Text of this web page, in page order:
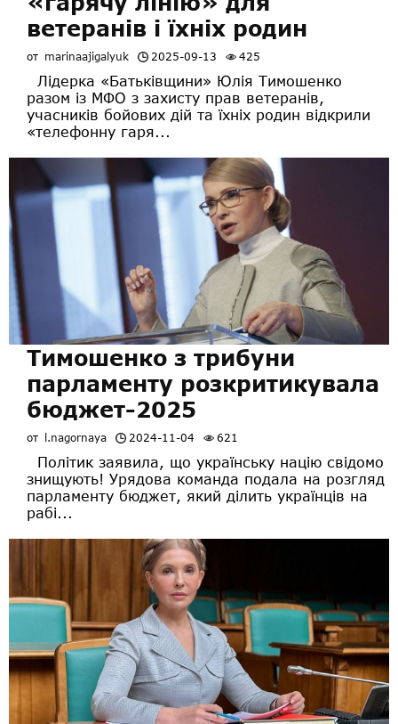
ветеранів і їхніх родин
от marinaajigalyuk 2025-09-13 425
Лідерка «Батьківщини» Юлія Тимошенко
разом із МФО з захисту прав ветеранів,
учасників бойових дій та їхніх родин відкрили
«телефонну гаря...
Тимошенко з трибуни
парламенту розкритикувала
бюджет-2025
от l.nagornaya 2024-11-04 621
Політик заявила, що українську націю свідомо
знищують! Урядова команда подала на розгляд
парламенту бюджет, який ділить українців на
рабі...